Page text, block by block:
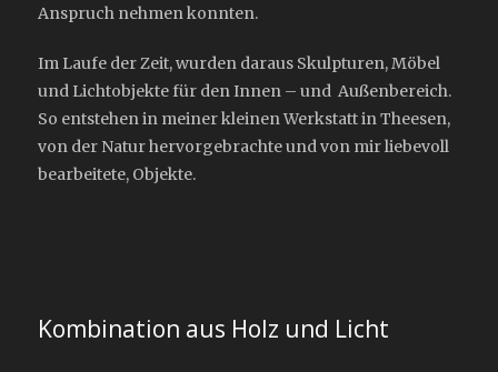
Anspruch nehmen konnten.
Im Laufe der Zeit, wurden daraus Skulpturen, Möbel
und Lichtobjekte für den Innen – und Außenbereich.
So entstehen in meiner kleinen Werkstatt in Theesen,
von der Natur hervorgebrachte und von mir liebevoll
bearbeitete, Objekte.
Kombination aus Holz und Licht